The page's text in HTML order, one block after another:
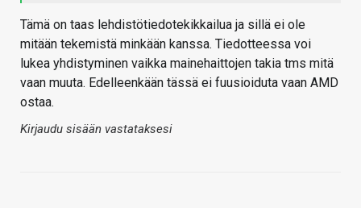
Tämä on taas lehdistötiedotekikkailua ja sillä ei ole
mitään tekemistä minkään kanssa. Tiedotteessa voi
lukea yhdistyminen vaikka mainehaittojen takia tms mitä
vaan muuta. Edelleenkään tässä ei fuusioiduta vaan AMD
ostaa.
Kirjaudu sisään vastataksesi